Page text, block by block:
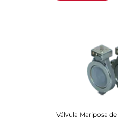
Válvula Mariposa